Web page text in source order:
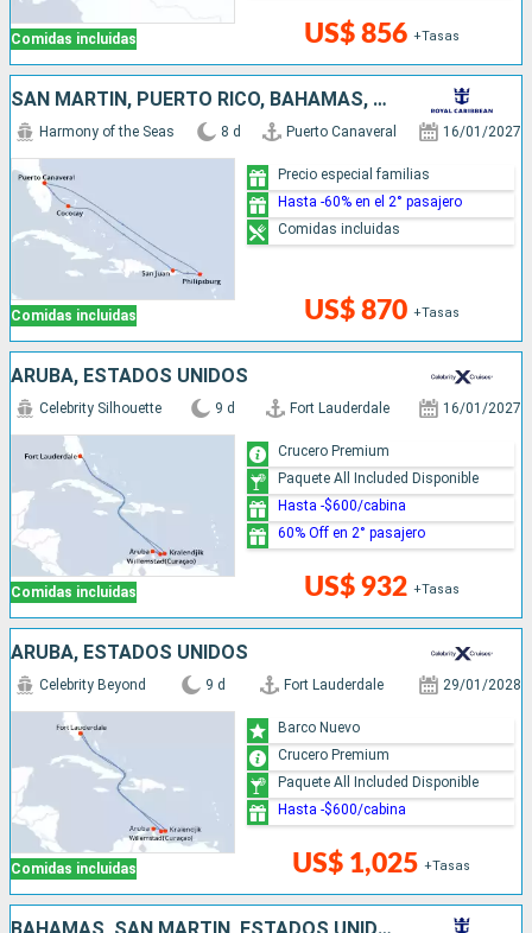
Comidas incluidas US$ 856 +Tasas
SAN MARTÍN, PUERTO RICO, BAHAMAS, ESTADOS UNIDOS
Comidas incluidas
Harmony of the Seas 8 d Puerto Canaveral 16/01/2027
US$ 870 +Tasas
Precio especial familias
Hasta -60% en el 2° pasajero
Comidas incluidas
ARUBA, ESTADOS UNIDOS
Comidas incluidas
Celebrity Silhouette 9 d Fort Lauderdale 16/01/2027
US$ 932 +Tasas
Crucero Premium
Paquete All Included Disponible
Hasta -$600/cabina
60% Off en 2° pasajero
ARUBA, ESTADOS UNIDOS
Comidas incluidas
Celebrity Beyond 9 d Fort Lauderdale 29/01/2028
US$ 1,025 +Tasas
Barco Nuevo
Crucero Premium
Paquete All Included Disponible
Hasta -$600/cabina